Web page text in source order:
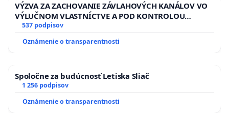
VÝZVA ZA ZACHOVANIE ZÁVLAHOVÝCH KANÁLOV VO
VÝLUČNOM VLASTNÍCTVE A POD KONTROLOU
SLOVENSKEJ REPUBLIKY & žiadosť na riešenie
zanedbaného stavu závlahových a odvodňovacích
kanálov na Slovensku
537 podpisov
Oznámenie o transparentnosti
Spoločne za budúcnosť Letiska Sliač
1 256 podpisov
Oznámenie o transparentnosti